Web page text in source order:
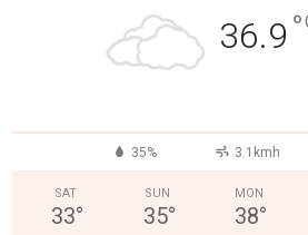
36.9 °
35% 3.1kmh
SAT
33°
SUN
35°
MON
38°